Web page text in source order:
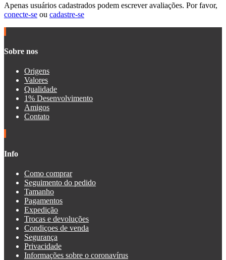
Apenas usuários cadastrados podem escrever avaliações. Por favor,
conecte-se ou cadastre-se
Sobre nos
Origens
Valores
Qualidade
1% Desenvolvimento
Amigos
Contato
Info
Como comprar
Seguimento do pedido
Tamanho
Pagamentos
Expedição
Trocas e devoluções
Condiçoes de venda
Segurança
Privacidade
Informações sobre o coronavírus